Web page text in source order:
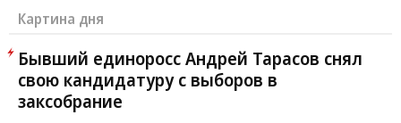
Картина дня
Бывший единоросс Андрей Тарасов снял
свою кандидатуру с выборов в
заксобрание